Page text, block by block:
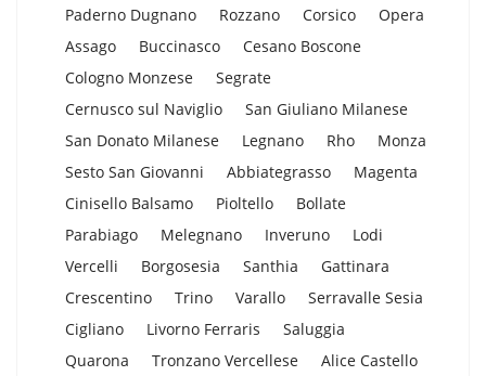
Paderno Dugnano
Rozzano Corsico
Opera
Assago
Buccinasco
Cesano Boscone
Cologno Monzese
Segrate
Cernusco sul Naviglio
San Giuliano Milanese
San Donato Milanese
Legnano Rho
Monza
Sesto San Giovanni
Abbiategrasso
Magenta
Cinisello Balsamo
Pioltello
Bollate
Parabiago
Melegnano Inveruno
Lodi
Vercelli
Borgosesia Santhia
Gattinara
Crescentino
Trino Varallo
Serravalle Sesia
Cigliano
Livorno Ferraris
Saluggia
Quarona
Tronzano Vercellese
Alice Castello